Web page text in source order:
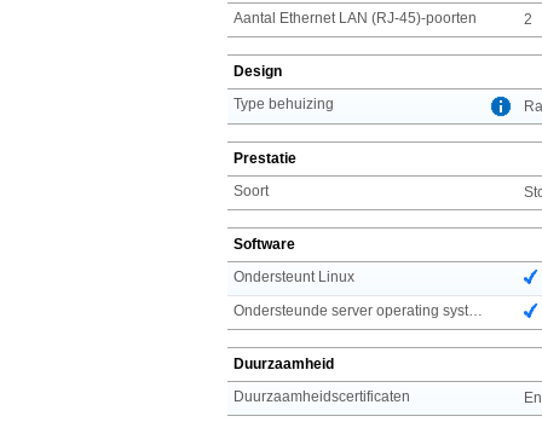
Aantal Ethernet LAN (RJ-45)-poorten
2
Design
Type behuizing
Prestatie
Soort
Software
Ondersteunt Linux
Duurzaamheid
Duurzaamheidscertificaten